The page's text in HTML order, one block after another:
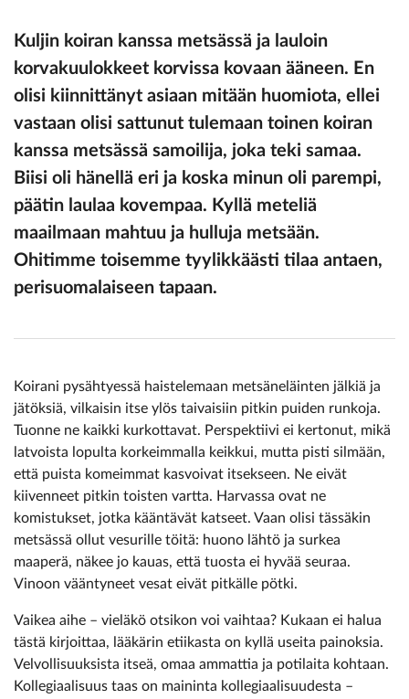
Kuljin koiran kanssa metsässä ja lauloin
korvakuulokkeet korvissa kovaan ääneen. En
olisi kiinnittänyt asiaan mitään huomiota, ellei
vastaan olisi sattunut tulemaan toinen koiran
kanssa metsässä samoilija, joka teki samaa.
Biisi oli hänellä eri ja koska minun oli parempi,
päätin laulaa kovempaa. Kyllä meteliä
maailmaan mahtuu ja hulluja metsään.
Ohitimme toisemme tyylikkäästi tilaa antaen,
perisuomalaiseen tapaan.
Koirani pysähtyessä haistelemaan metsäneläinten jälkiä ja
jätöksiä, vilkaisin itse ylös taivaisiin pitkin puiden runkoja.
Tuonne ne kaikki kurkottavat. Perspektiivi ei kertonut, mikä
latvoista lopulta korkeimmalla keikkui, mutta pisti silmään,
että puista komeimmat kasvoivat itsekseen. Ne eivät
kiivenneet pitkin toisten vartta. Harvassa ovat ne
komistukset, jotka kääntävät katseet. Vaan olisi tässäkin
metsässä ollut vesurille töitä: huono lähtö ja surkea
maaperä, näkee jo kauas, että tuosta ei hyvää seuraa.
Vinoon vääntyneet vesat eivät pitkälle pötki.
Vaikea aihe – vieläkö otsikon voi vaihtaa? Kukaan ei halua
tästä kirjoittaa, lääkärin etiikasta on kyllä useita painoksia.
Velvollisuuksista itseä, omaa ammattia ja potilaita kohtaan.
Kollegiaalisuus taas on maininta kollegiaalisuudesta –